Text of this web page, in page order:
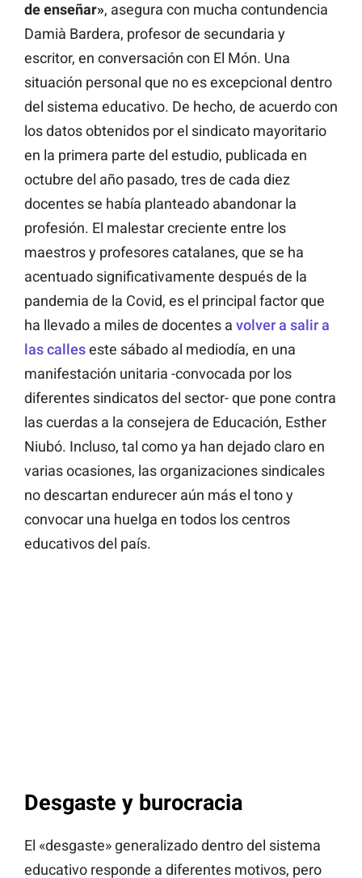
de enseñar», asegura con mucha contundencia
Damià Bardera, profesor de secundaria y
escritor, en conversación con El Món. Una
situación personal que no es excepcional dentro
del sistema educativo. De hecho, de acuerdo con
los datos obtenidos por el sindicato mayoritario
en la primera parte del estudio, publicada en
octubre del año pasado, tres de cada diez
docentes se había planteado abandonar la
profesión. El malestar creciente entre los
maestros y profesores catalanes, que se ha
acentuado significativamente después de la
pandemia de la Covid, es el principal factor que
ha llevado a miles de docentes a volver a salir a
las calleseste sábado al mediodía, en una
manifestación unitaria -convocada por los
diferentes sindicatos del sector- que pone contra
las cuerdas a la consejera de Educación, Esther
Niubó. Incluso, tal como ya han dejado claro en
varias ocasiones, las organizaciones sindicales
no descartan endurecer aún más el tono y
convocar una huelga en todos los centros
educativos del país.
Desgaste y burocracia
El «desgaste» generalizado dentro del sistema
educativo responde a diferentes motivos, pero